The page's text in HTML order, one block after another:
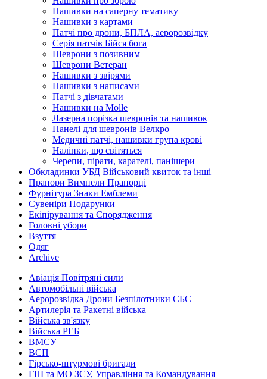
Нашивки на саперну тематику
Нашивки з картами
Патчі про дрони, БПЛА, аеророзвідку
Серія патчів Бійся бога
Шеврони з позивним
Шеврони Ветеран
Нашивки з звірями
Нашивки з написами
Патчі з дівчатами
Нашивки на Molle
Лазерна порізка шевронів та нашивок
Панелі для шевронів Велкро
Медичні патчі, нашивки група крові
Наліпки, що світяться
Черепи, пірати, карателі, панішери
Обкладинки УБД Військовий квиток та інші
Прапори Вимпели Прапорці
Фурнітура Знаки Емблеми
Сувеніри Подарунки
Екіпірування та Спорядження
Головні убори
Взуття
Одяг
Archive
Авіація Повітряні сили
Автомобільні війська
Аеророзвідка Дрони Безпілотники СБС
Артилерія та Ракетні війська
Війська зв'язку
Війська РЕБ
ВМСУ
ВСП
Гірсько-штурмові бригади
ГШ та МО ЗСУ, Управління та Командування